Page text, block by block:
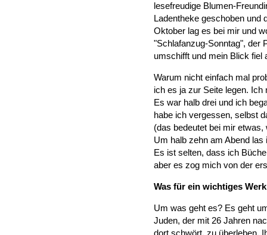
lesefreudige Blumen-
Ladentheke geschoben und
Oktober lag es bei mir und
"Schlafanzug-Sonntag", der
umschifft und mein Blick fiel
Warum nicht einfach mal
ich es ja zur Seite legen.
Es war halb drei und ich
habe ich vergessen, selbst
(das bedeutet bei mir
Um halb zehn am Abend
Es ist selten, dass ich
aber es zog mich von der
Was für ein wichtiges
Um was geht es? Es geht
Juden, der mit 26 Jahren
dort schwört, zu überleben.